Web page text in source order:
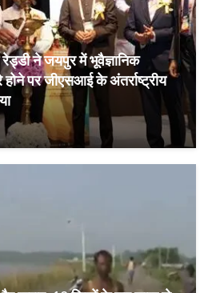
ने जयपुर में भूवैज्ञानिक
होने पर जीएसआई के अंतर्राष्ट्रीय